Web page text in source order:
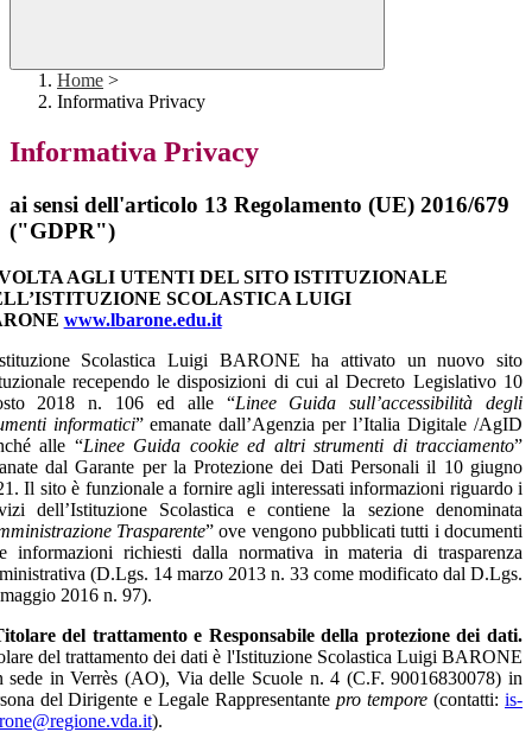
Home >
Informativa Privacy
Informativa Privacy
ai sensi dell'articolo 13 Regolamento (UE) 2016/679
("GDPR")
AGLI UTENTI DEL SITO ISTITUZIONALE
SCOLASTICA LUIGI
www.lbarone.edu.it
Scolastica Luigi BARONE ha attivato un nuovo sito
recependo le disposizioni di cui al Decreto Legislativo 10
2018 n. 106 ed alle “Linee Guida sull’accessibilità degli
informatici” emanate dall’Agenzia per l’Italia Digitale /AgID
alle “Linee Guida cookie ed altri strumenti di tracciamento”
dal Garante per la Protezione dei Dati Personali il 10 giugno
Il sito è funzionale a fornire agli interessati informazioni riguardo i
dell’Istituzione Scolastica e contiene la sezione denominata
Trasparente” ove vengono pubblicati tutti i documenti
informazioni richiesti dalla normativa in materia di trasparenza
(D.Lgs. 14 marzo 2013 n. 33 come modificato dal D.Lgs.
2016 n. 97).
del trattamento e Responsabile della protezione dei dati.
del trattamento dei dati è l'Istituzione Scolastica Luigi BARONE
sede in Verrès (AO), Via delle Scuole n. 4 (C.F. 90016830078) in
del Dirigente e Legale Rappresentantepro tempore (contatti:is-
).